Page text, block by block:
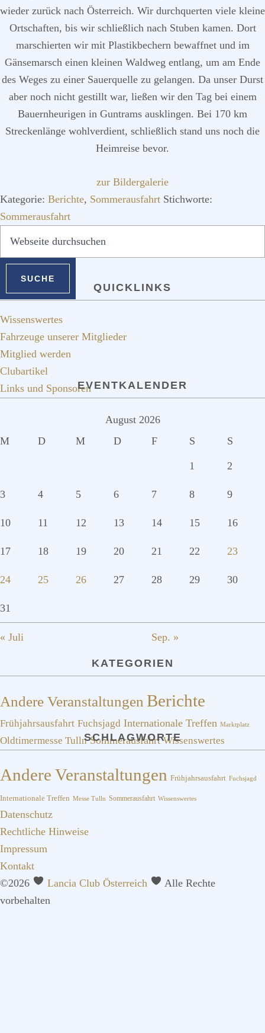
wieder zurück nach Österreich. Wir durchquerten viele kleine
Ortschaften, bis wir schließlich nach Stuben kamen. Dort
marschierten wir mit Plastikbechern bewaffnet und im
Gänsemarsch einen kleinen Waldweg entlang, um am Ende
des Weges zu einer Sauerquelle zu gelangen. Da unser Durst
aber noch nicht gestillt war, ließen wir den Tag bei einem
Bauernheurigen in Guntrams ausklingen. Bei 170 km
Streckenlänge wohlverdient, schließlich stand uns noch die
Heimreise bevor.
zur Bildergalerie
Kategorie: Berichte, Sommerausfahrt Stichworte:
Sommerausfahrt
SEITENSPALTE
QUICKLINKS
Wissenswertes
Fahrzeuge unserer Mitglieder
Mitglied werden
Clubartikel
Links und SponsorenEVENTKALENDER
August 2026
M
D M D F S S
1 2
3 4 5 6 7 8 9
10 11 12 13 14 15 16
17 18 19 20 21 22 23
24 25 26 27 28 29 30
31
« Juli Sep. »
KATEGORIEN
Andere Veranstaltungen Berichte
Frühjahrsausfahrt Fuchsjagd Internationale Treffen Marktplatz
Oldtimermesse Tulln Sommerausfahrt Wissenswertes
SCHLAGWORTE
Andere Veranstaltungen Frühjahrsausfahrt Fuchsjagd
Internationale Treffen Messe Tulln Sommerausfahrt Wissenswertes
Datenschutz
Rechtliche Hinweise
Impressum
Kontakt
©2026
Lancia Club Österreich
Alle Rechte
vorbehalten